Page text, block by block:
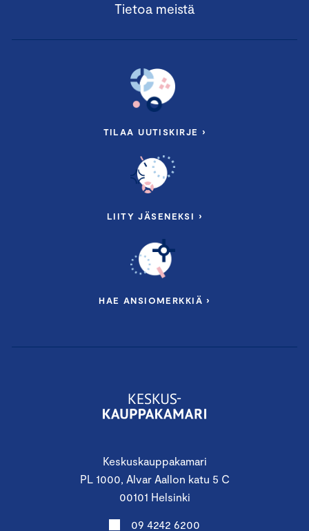
Keskuskauppakamari
PL 1000, Alvar Aallon katu 5 C
00101 Helsinki
09 4242 6200
Tietoa meistä
TILAA UUTISKIRJE ›
LIITY JÄSENEKSI ›
HAE ANSIOMERKKIÄ ›